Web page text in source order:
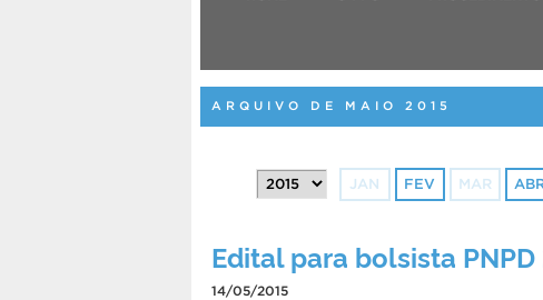
ARQUIVO DE MAIO 2015
JAN FEV MAR
Edital para bolsista
14/05/2015